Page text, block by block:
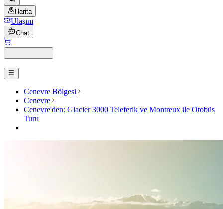
Harita
Ulaşım
Chat
Cenevre Bölgesi
Cenevre
Cenevre'den: Glacier 3000 Teleferik ve Montreux ile Otobüs
Turu